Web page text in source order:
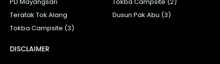
Teratak Tok Alang
Dusun Pak Abu (3)
Tokba Campsite (3)
DISCLAIMER